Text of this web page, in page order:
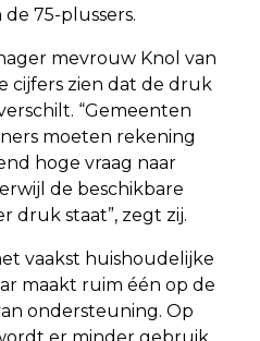
75-plussers.
mevrouw Knol van
cijfers zien dat de druk
“Gemeenten
moeten rekening
hoge vraag naar
de beschikbare
druk staat”, zegt zij.
vaakst huishoudelijke
maakt ruim één op de
ondersteuning. Op
er minder gebruik